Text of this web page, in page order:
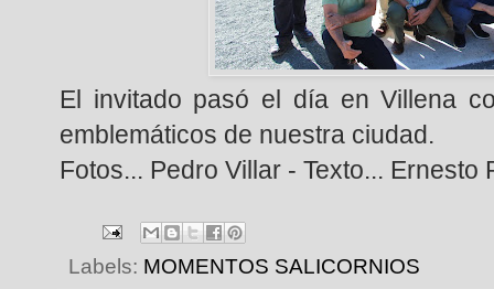
El invitado pasó el día en Villena
emblemáticos de nuestra ciudad.
Fotos... Pedro Villar - Texto...
Labels: MOMENTOS SALICORNIOS